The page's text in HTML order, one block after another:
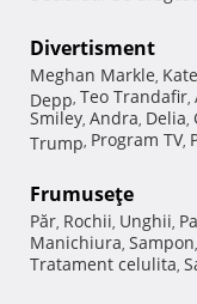
Divertisment
Meghan Markle,
Depp, Teo Trandafir,
Smiley, Andra, Delia,
Trump, Program TV,
Frumuseţe
Păr, Rochii, Unghii,
Manichiura, Sampon,
Tratament celulita,